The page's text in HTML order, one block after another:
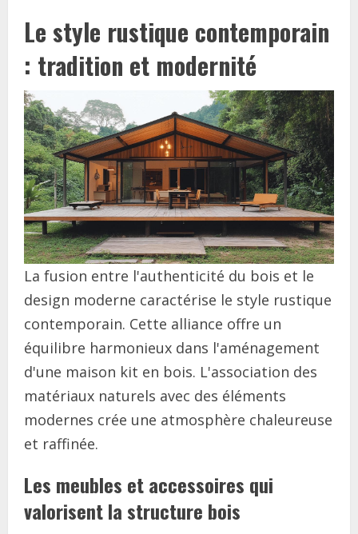
Le style rustique contemporain
: tradition et modernité
La fusion entre l'authenticité du bois et le
design moderne caractérise le style rustique
contemporain. Cette alliance offre un
équilibre harmonieux dans l'aménagement
d'une maison kit en bois. L'association des
matériaux naturels avec des éléments
modernes crée une atmosphère chaleureuse
et raffinée.
Les meubles et accessoires qui
valorisent la structure bois